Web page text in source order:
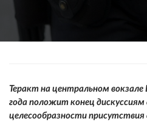
Теракт на центральном
года положит конец дискуссиям
целесообразности присутствия